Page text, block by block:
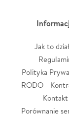
Jak to
Polityka
RODO -
Kontakt
Porównanie